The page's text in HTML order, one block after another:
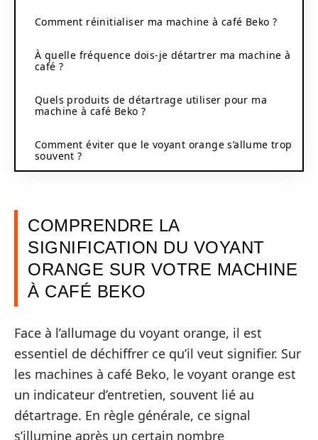
Comment réinitialiser ma machine à café Beko ?
À quelle fréquence dois-je détartrer ma machine à
café ?
Quels produits de détartrage utiliser pour ma
machine à café Beko ?
Comment éviter que le voyant orange s’allume trop
souvent ?
COMPRENDRE LA
SIGNIFICATION DU VOYANT
ORANGE SUR VOTRE MACHINE
À CAFÉ BEKO
Face à l’allumage du voyant orange, il est
essentiel de déchiffrer ce qu’il veut signifier. Sur
les machines à café Beko, le voyant orange est
un indicateur d’entretien, souvent lié au
détartrage. En règle générale, ce signal
s’illumine après un certain nombre